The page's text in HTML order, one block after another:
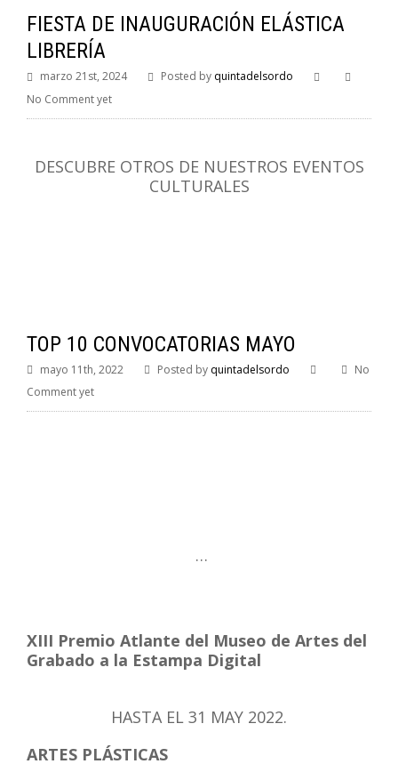
FIESTA DE INAUGURACIÓN ELÁSTICA
LIBRERÍA
marzo 21st, 2024 Posted by quintadelsordo
No Comment yet
DESCUBRE OTROS DE NUESTROS EVENTOS
CULTURALES
TOP 10 CONVOCATORIAS MAYO
mayo 11th, 2022 Posted by quintadelsordo
No
Comment yet
…
XIII Premio Atlante del Museo de Artes del
Grabado a la Estampa Digital
HASTA EL 31 MAY 2022.
ARTES PLÁSTICAS